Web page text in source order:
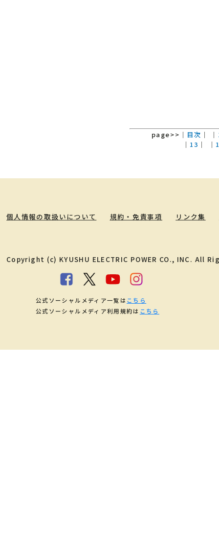
page>> ｜ 目次 ｜ ｜
｜ 13 ｜ ｜
個人情報の取扱いについて 規約・免責事項 リンク集
Copyright (c) KYUSHU ELECTRIC POWER CO., INC. All
公式ソーシャルメディア一覧は こちら
公式ソーシャルメディア利用規約は こちら